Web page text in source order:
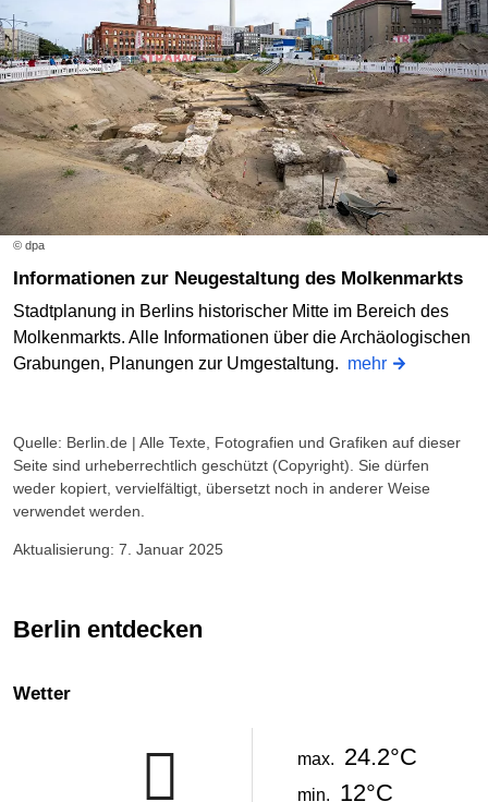
© dpa
Informationen zur Neugestaltung des Molkenmarkts
Stadtplanung in Berlins historischer Mitte im Bereich des
Molkenmarkts. Alle Informationen über die Archäologischen
Grabungen, Planungen zur Umgestaltung. mehr
Quelle: Berlin.de | Alle Texte, Fotografien und Grafiken auf dieser
Seite sind urheberrechtlich geschützt (Copyright). Sie dürfen
weder kopiert, vervielfältigt, übersetzt noch in anderer Weise
verwendet werden.
Aktualisierung: 7. Januar 2025
Berlin entdecken
Wetter
max. 24.2°C
min. 12°C